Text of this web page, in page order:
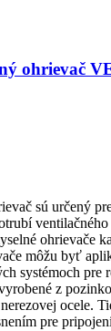
ohrievač
sú určený
ventilačného
ohrievače
môžu byť
systémoch pre
z
ocele.
pre